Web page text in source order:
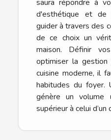
saura répondre à
d'esthétique et de
guider à travers des
de ce choix un
maison. Définir
optimiser la
cuisine moderne, il
habitudes du foyer.
génère un volume
supérieur à celui d’un